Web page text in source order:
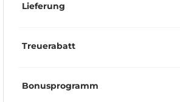
Lieferung
Treuerabatt
Bonusprogramm